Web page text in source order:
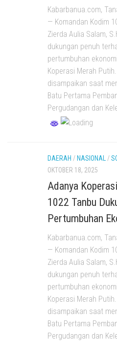
Kabarbanua.com,
— Komandan Kodim
Zierda Aulia Salam,
dukungan penuh
pertumbuhan
Koperasi Merah
disampaikan saat
Batu Pertama
Pergudangan dan
DAERAH / NASIONAL /
OKTOBER 18, 2025
Adanya
1022 Tanbu
Pertumbuhan
Kabarbanua.com,
— Komandan Kodim
Zierda Aulia Salam,
dukungan penuh
pertumbuhan
Koperasi Merah
disampaikan saat
Batu Pertama
Pergudangan dan